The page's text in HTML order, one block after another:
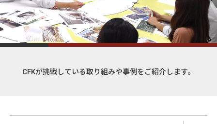
トピックス
CFKが挑戦している取り組みや事例をご紹介します。